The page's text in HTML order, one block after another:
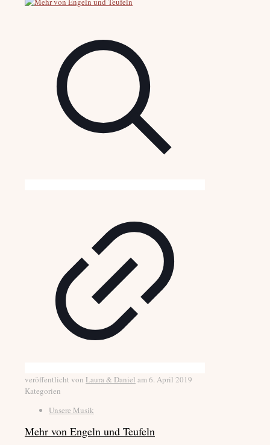
veröffentlicht von Laura & Daniel am6. April 2019
Kategorien
Unsere Musik
Mehr von Engeln und Teufeln